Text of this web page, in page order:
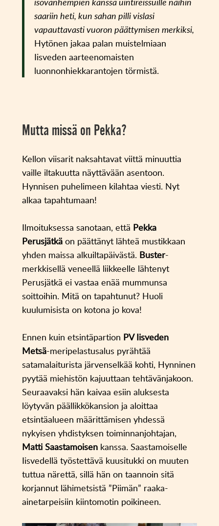
saariin heti, kun sahan pilli vislasi
vapauttavasti vuoron päättymisen merkiksi,
Hytönen jakaa palan muistelmiaan
Iisveden aarteenomaisten
luonnonhiekkarantojen törmistä.
Mutta missä on Pekka?
Kellon viisarit naksahtavat viittä minuuttia
vaille iltakuutta näyttävään asentoon.
Hynnisen puhelimeen kilahtaa viesti. Nyt
alkaa tapahtumaan!
Ilmoituksessa sanotaan, että Pekka
Perusjätkä on päättänyt lähteä mustikkaan
yhden maissa alkuiltapäivästä. Buster-
merkkisellä veneellä liikkeelle lähtenyt
Perusjätkä ei vastaa enää mummunsa
soittoihin. Mitä on tapahtunut? Huoli
kuulumisista on kotona jo kova!
Ennen kuin etsintäpartion PV Iisveden
Metsä-meripelastusalus pyrähtää
satamalaiturista järvenselkää kohti, Hynninen
pyytää miehistön kajuuttaan tehtävänjakoon.
Seuraavaksi hän kaivaa esiin aluksesta
löytyvän päällikkökansion ja aloittaa
etsintäalueen määrittämisen yhdessä
nykyisen yhdistyksen toiminnanjohtajan,
Matti Saastamoisenkanssa. Saastamoiselle
Iisvedellä työstettävä kuusitukki on muuten
tuttua närettä, sillä hän on taannoin sitä
korjannut lähimetsistä ”Piimän” raaka-
ainetarpeisiin kiintomotin poikineen.